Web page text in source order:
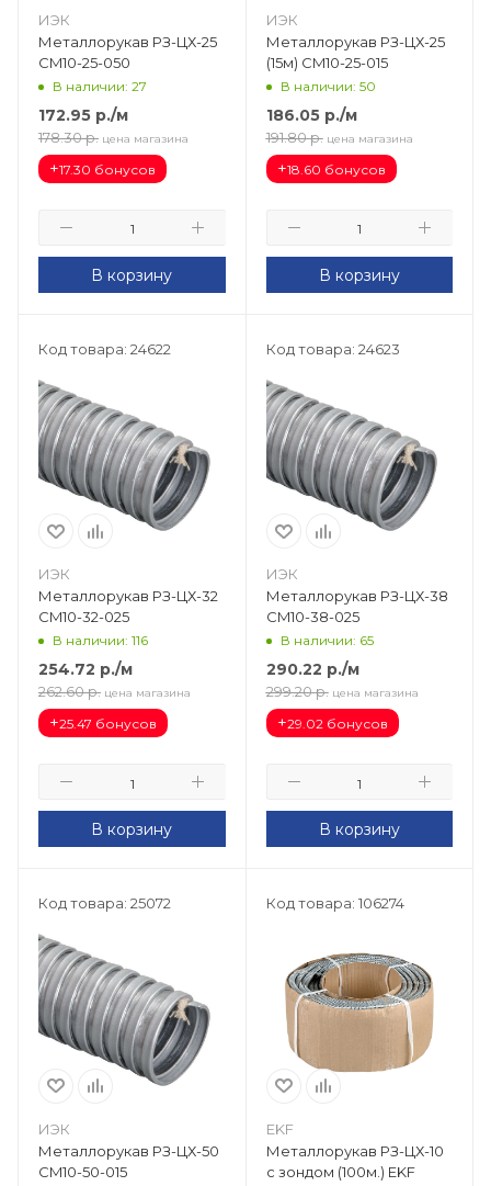
ИЭК
Металлорукав РЗ-ЦХ-25
CM10-25-050
В наличии: 27
172.95 р./м
178.30 р. цена магазина
+17.30 бонусов
В корзину
ИЭК
Металлорукав РЗ-ЦХ-25
(15м) CM10-25-015
В наличии: 50
186.05р./м
191.80 р. цена магазина
+18.60 бонусов
В корзину
Код товара: 24622
ИЭК
Металлорукав РЗ-ЦХ-32
CM10-32-025
В наличии: 116
254.72 р./м
262.60 р. цена магазина
+25.47 бонусов
В корзину
Код товара: 24623
ИЭК
Металлорукав РЗ-ЦХ-38
CM10-38-025
В наличии: 65
290.22 р./м
299.20 р. цена магазина
+29.02 бонусов
В корзину
Код товара: 25072
ИЭК
Металлорукав РЗ-ЦХ-50
CM10-50-015
Код товара: 106274
EKF
Металлорукав РЗ-ЦХ-10
с зондом (100м.) EKF